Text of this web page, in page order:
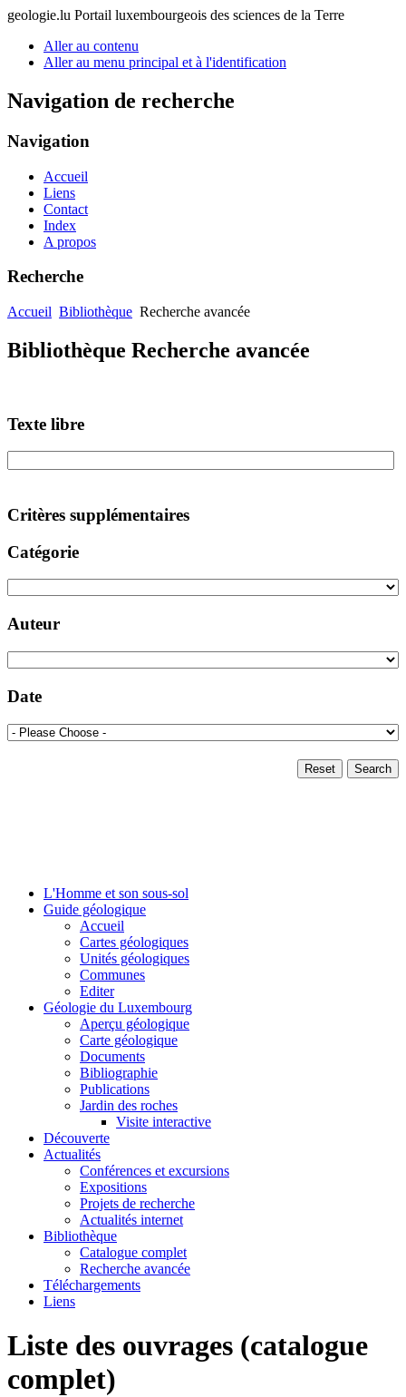
geologie.lu Portail luxembourgeois des sciences de la Terre
Aller au contenu
Aller au menu principal et à l'identification
Navigation de recherche
Navigation
Accueil
Liens
Contact
Index
A propos
Recherche
Accueil Bibliothèque Recherche avancée
Bibliothèque Recherche avancée
Texte libre
Critères supplémentaires
Catégorie
Auteur
Date
Search
Reset
L'Homme et son sous-sol
Guide géologique
Accueil
Cartes géologiques
Unités géologiques
Communes
Editer
Géologie du Luxembourg
Aperçu géologique
Carte géologique
Documents
Bibliographie
Publications
Jardin des roches
Visite interactive
Découverte
Actualités
Conférences et excursions
Expositions
Projets de recherche
Actualités internet
Bibliothèque
Catalogue complet
Recherche avancée
Téléchargements
Liens
Liste des ouvrages (catalogue
complet)